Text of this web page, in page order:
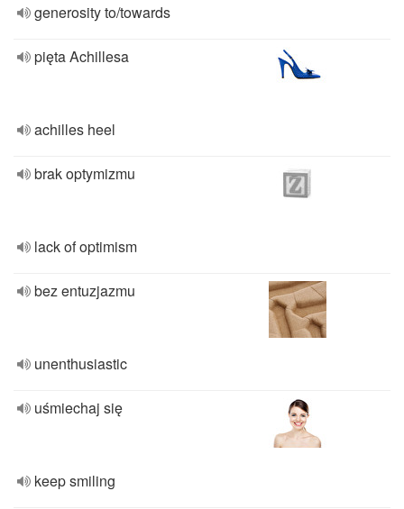
generosity to/towards
pięta Achillesa
achilles heel
brak optymizmu
lack of optimism
bez entuzjazmu
unenthusiastic
uśmiechaj się
keep smiling